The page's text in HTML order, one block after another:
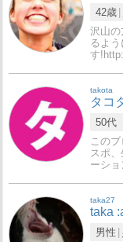
42歳
沢山の
るよ
す
takota
タコ
50代
この
スポ
ーシ
taka27
taka
男性